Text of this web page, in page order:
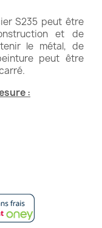
S235 peut être
et de
le métal, de
peut être
: